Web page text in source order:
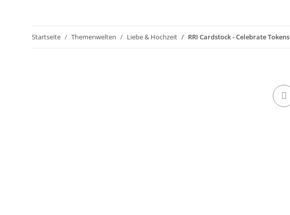
Startseite Themenwelten Liebe & Hochzeit RRI Cardstock - Celebrate Tokens